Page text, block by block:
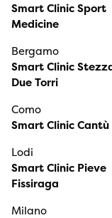
Smart Clinic Sport
Medicine
Bergamo
Smart Clinic
Due Torri
Como
Smart Clinic Cantù
Lodi
Smart Clinic Pieve
Fissiraga
Milano